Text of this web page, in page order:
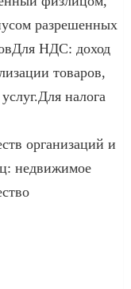
разрешенных
НДС: доход
товаров,
налога
организаций и
недвижимое